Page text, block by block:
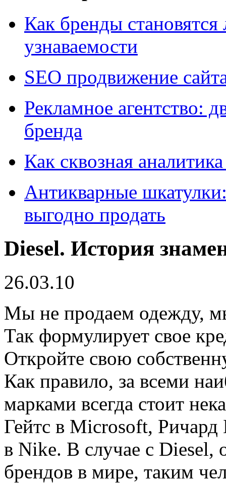
Как бренды
узнаваемости
SEO продвижение
Рекламное агентство:
бренда
Как сквозная
Антикварные
выгодно продать
Diesel. История
26.03.10
Мы не продаем одежду,
Так формулирует свое
Откройте свою
Как правило, за всеми
марками всегда стоит
Гейтс в Microsoft,
в Nike. В случае с Diesel,
брендов в мире, таким